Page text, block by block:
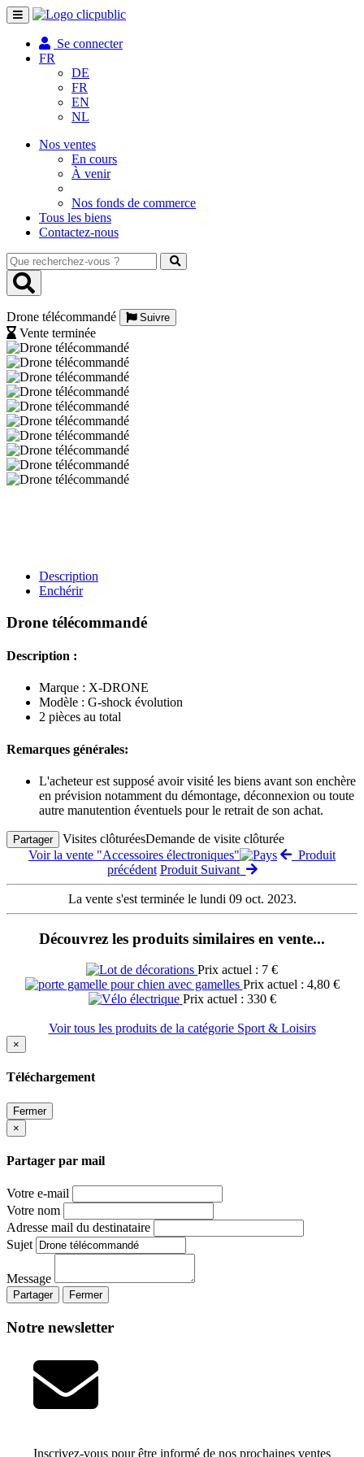
Toggle
navigation
Se connecter
FR
DE
FR
EN
NL
Nos ventes
En cours
À venir
Nos fonds de commerce
Tous les biens
Contactez-nous
Que
recherchez-
vous
Drone télécommandé
Suivre
Vente terminée
Description
Enchérir
Drone télécommandé
Description :
Marque : X-DRONE
Modèle : G-shock évolution
2 pièces au total
Remarques générales:
L'acheteur est supposé avoir visité les biens avant son enchère
en prévision notamment du démontage, déconnexion ou toute
autre manutention éventuels pour le retrait de son achat.
Partager Visites clôturéesDemande de visite clôturée
Voir la vente "Accessoires électroniques"
Produit
précédent Produit Suivant
La vente s'est terminée le lundi 09 oct. 2023.
Découvrez les produits similaires en vente...
Prix actuel : 7 €
Prix actuel : 4,80 €
Prix actuel : 330 €
Voir tous les produits de la catégorie Sport & Loisirs
×
Téléchargement
Fermer
×
Partager par mail
Votre e-mail
Votre nom
Adresse mail du destinataire
Sujet
Message
Partager Fermer
Notre newsletter
Inscrivez-vous pour être informé de nos prochaines ventes